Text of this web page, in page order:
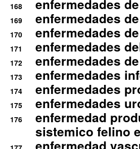
168 enfermedades
169 enfermedades
170 enfermedades
171 enfermedades
172 enfermedades
173 enfermedades
174 enfermedades
175 enfermedades
176
enfermedad
sistemico felino